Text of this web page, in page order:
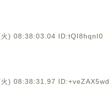
) 08:38:03.04 ID:tQI8hqnI0
) 08:38:31.97 ID:+veZAX5wd